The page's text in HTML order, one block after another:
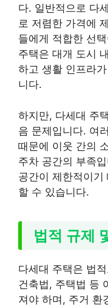
다. 일반적으로 다
로 저렴한 가격에
들에게 적합한 선
주택은 대개 도시
하고 생활 인프라
니다.
하지만, 다세대 주
음 문제입니다. 여
때문에 이웃 간의
주차 공간의 부족
공간이 제한적이기
할 수 있습니다.
법적 규제
다세대 주택은 법
건축법, 주택법 등
져야 하며, 주거 환